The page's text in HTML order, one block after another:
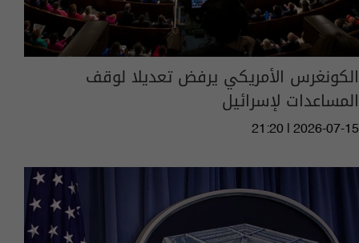
الكونغرس الأمريكي يرفض تعديلا لوقف
المساعدات لإسرائيل
21:20 | 2026-07-15